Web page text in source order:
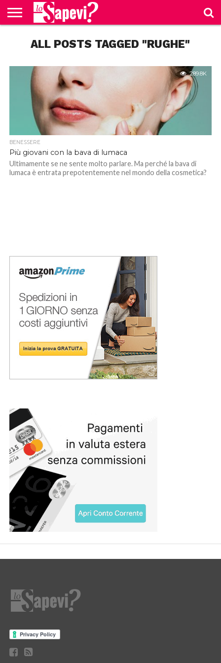
BENESSERE
GOSSIP
PRODOTTI
AMAZON
NEWS
CASA E
CUCINA
ALL POSTS TAGGED "RUGHE"
289.8K
BENESSERE
Più giovani con la bava di lumaca
Ultimamente se ne sente molto parlare. Ma perché la bava di
lumaca è entrata prepotentemente nel mondo della cosmetica?